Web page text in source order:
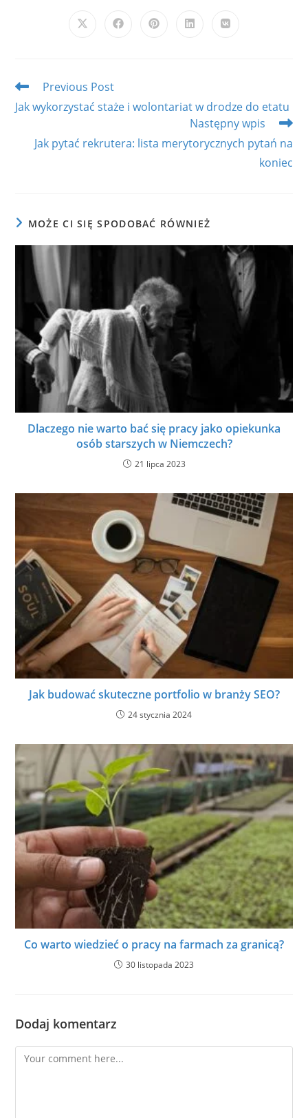
Opens
Opens Opens Opens Opens
Read
articles
Previous Post
Jak wykorzystać staże i wolontariat w drodze do etatu
Następny wpis
Jak pytać rekrutera: lista merytorycznych pytań na
koniec
MOŻE CI SIĘ SPODOBAĆ RÓWNIEŻ
Dlaczego nie warto bać się pracy jako opiekunka
osób starszych w Niemczech?
21 lipca 2023
Jak budować skuteczne portfolio w branży SEO?
24 stycznia 2024
Co warto wiedzieć o pracy na farmach za granicą?
30 listopada 2023
Dodaj komentarz
Comment